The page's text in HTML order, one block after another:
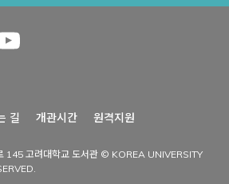
길 개관시간 원격지원
145 고려대학교 도서관 © KOREA UNIVERSITY
window
a new window